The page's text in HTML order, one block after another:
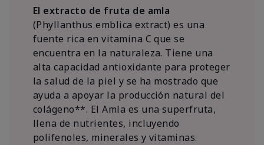
El extracto de fruta de amla
(Phyllanthus emblica extract) es una
fuente rica en vitamina C que se
encuentra en la naturaleza. Tiene una
alta capacidad antioxidante para proteger
la salud de la piel y se ha mostrado que
ayuda a apoyar la producción natural del
colágeno**. El Amla es una superfruta,
llena de nutrientes, incluyendo
polifenoles, minerales y vitaminas.